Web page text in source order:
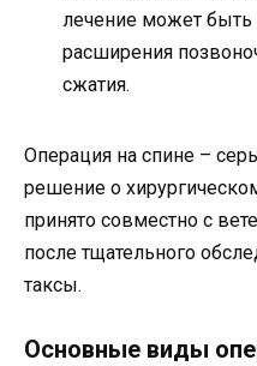
лечение может
расширения
сжатия.
Операция на спине –
решение о
принято совместно с
после тщательного
таксы.
Основные виды